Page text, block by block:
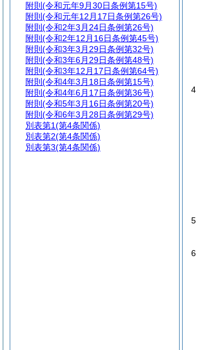
4
5
6
附則 (令和元年9月30日条例第15号)
附則 (令和元年12月17日条例第26号)
附則 (令和2年3月24日条例第26号)
附則 (令和2年12月16日条例第45号)
附則 (令和3年3月29日条例第32号)
附則 (令和3年6月29日条例第48号)
附則 (令和3年12月17日条例第64号)
附則 (令和4年3月18日条例第15号)
附則 (令和4年6月17日条例第36号)
附則 (令和5年3月16日条例第20号)
附則 (令和6年3月28日条例第29号)
別表第1(第4条関係)
別表第2(第4条関係)
別表第3(第4条関係)